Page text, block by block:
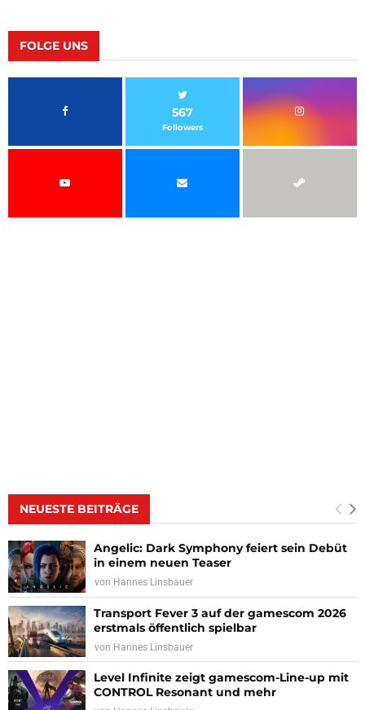
FOLGE UNS
567
Followers
NEUESTE BEITRÄGE
Angelic: Dark Symphony feiert sein Debüt
in einem neuen Teaser
von Hannes Linsbauer
Transport Fever 3 auf der gamescom 2026
erstmals öffentlich spielbar
von Hannes Linsbauer
Level Infinite zeigt gamescom-Line-up mit
CONTROL Resonant und mehr